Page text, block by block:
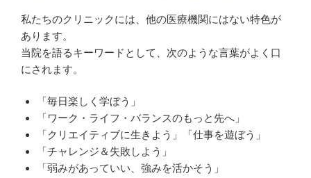
私たちのクリニックには、他の医療機関にはない特色が
あります。
当院を語るキーワードとして、次のような言葉がよく口
にされます。
「毎日楽しく学ぼう」
「ワーク・ライフ・バランスのもっと先へ」
「クリエイティブに生きよう」「仕事を遊ぼう」
「チャレンジ＆失敗しよう」
「弱みがあっていい、強みを活かそう」